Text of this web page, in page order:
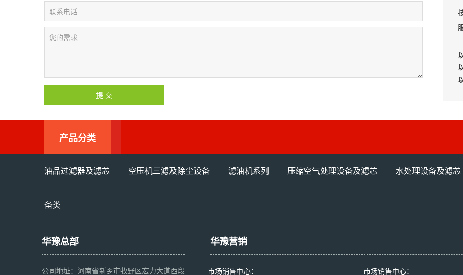
产品分类
油品过滤器及滤芯 空压机三滤及除尘设备 滤油机系列 压缩空气处理设备及滤芯 水处理设备及滤芯
备类
华豫总部
公司地址：河南省新乡市牧野区宏力大道西段
华豫营销
市场销售中心： 市场销售中心：